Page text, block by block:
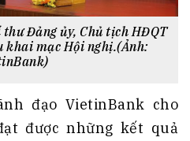
Đảng ủy, Chủ tịch HĐQT
khai mạc Hội nghị.(Ảnh:
đạo VietinBank cho
được những kết quả